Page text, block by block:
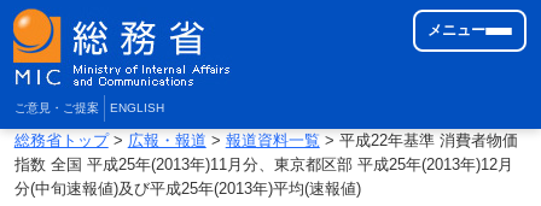
ご意見・ご提案 ENGLISH
メニュー
総務省トップ> 広報・報道 > 報道資料一覧> 平成22年基準 消費者物価
指数 全国 平成25年(2013年)11月分、東京都区部 平成25年(2013年)12月
分(中旬速報値)及び平成25年(2013年)平均(速報値)